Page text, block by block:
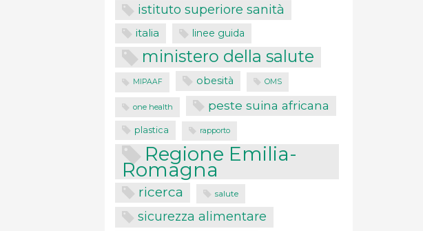
istituto superiore sanità
italia linee guida
ministero della salute
MIPAAF obesità OMS
one health peste suina africana
plastica rapporto
Regione Emilia-
Romagna
ricerca salute
sicurezza alimentare